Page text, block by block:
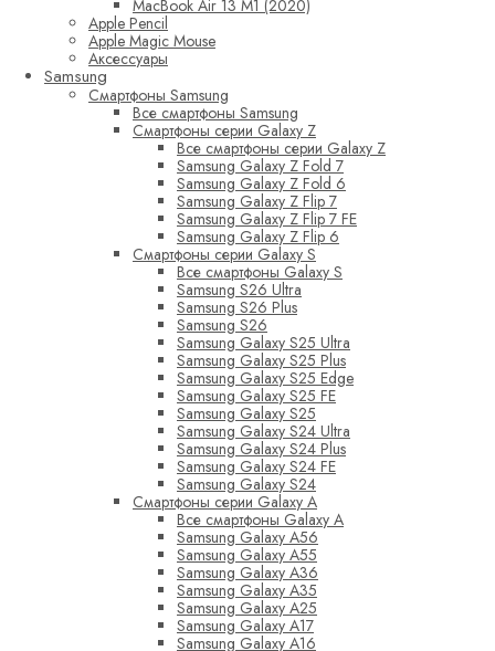
MacBook Air 13 M1 (2020)
Apple Pencil
Apple Magic Mouse
Аксессуары
Samsung
Смартфоны Samsung
Все смартфоны Samsung
Смартфоны серии Galaxy Z
Все смартфоны серии Galaxy Z
Samsung Galaxy Z Fold 7
Samsung Galaxy Z Fold 6
Samsung Galaxy Z Flip 7
Samsung Galaxy Z Flip 7 FE
Samsung Galaxy Z Flip 6
Смартфоны серии Galaxy S
Все смартфоны Galaxy S
Samsung S26 Ultra
Samsung S26 Plus
Samsung S26
Samsung Galaxy S25 Ultra
Samsung Galaxy S25 Plus
Samsung Galaxy S25 Edge
Samsung Galaxy S25 FE
Samsung Galaxy S25
Samsung Galaxy S24 Ultra
Samsung Galaxy S24 Plus
Samsung Galaxy S24 FE
Samsung Galaxy S24
Смартфоны серии Galaxy A
Все смартфоны Galaxy A
Samsung Galaxy A56
Samsung Galaxy A55
Samsung Galaxy A36
Samsung Galaxy A35
Samsung Galaxy A25
Samsung Galaxy A17
Samsung Galaxy A16